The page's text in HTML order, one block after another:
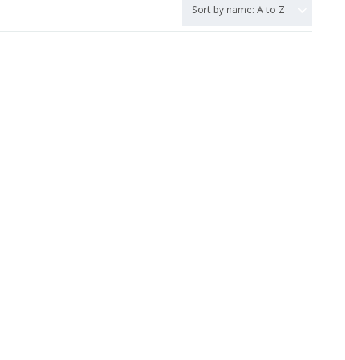
Sort by name: A to Z